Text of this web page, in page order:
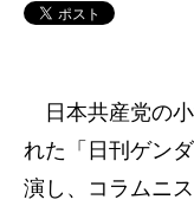
日本共産党の小
れた「日刊ゲン
演し、コラムニ